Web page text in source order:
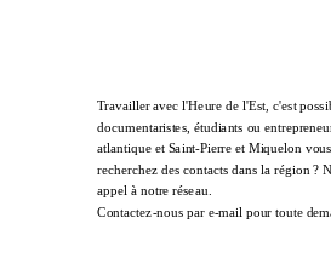
Travailler avec l'Heure de l'Est, c'est
documentaristes, étudiants ou
atlantique et Saint-Pierre et Miquelon
recherchez des contacts dans la région ?
appel à notre réseau.
Contactez-nous par e-mail pour toute